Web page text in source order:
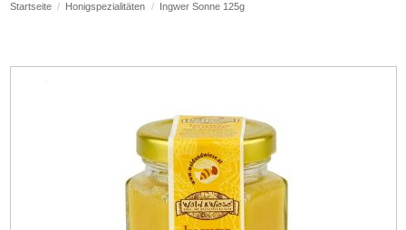
Startseite Honigspezialitäten Ingwer Sonne 125g